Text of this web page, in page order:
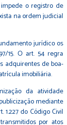
o registro de
na ordem judicial
jurídico os
15. O art. 54 regra
adquirentes de boa-
imobiliária.
da atividade
mediante
1.227 do Código Civil
por atos